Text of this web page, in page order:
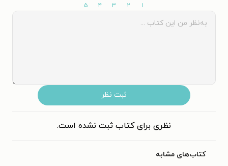
۱ ۲ ۳ ۴ ۵
ثبت نظر
نظری برای کتاب ثبت نشده است.
کتاب‌های مشابه